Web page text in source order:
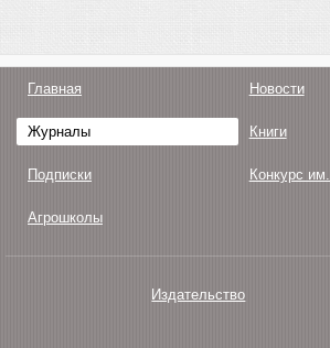
Главная Новости
Журналы Книги
Подписки Конкурс
Агрошколы
Издательство